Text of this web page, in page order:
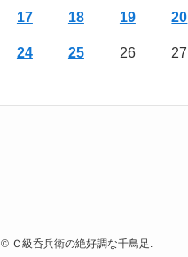
17 18 19 20
24 25 26 27
©Ｃ級呑兵衛の絶好調な千鳥足.